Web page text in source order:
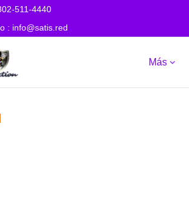
511-4440
: info@satis.red
Más